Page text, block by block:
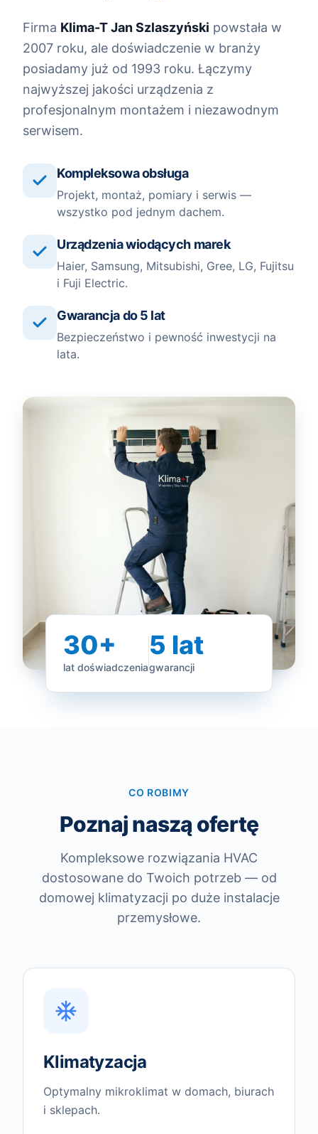
30+
lat doświadczenia
5 lat
gwarancji
Firma Klima-T Jan Szlaszyński powstała w
2007 roku, ale doświadczenie w branży
posiadamy już od 1993 roku. Łączymy
najwyższej jakości urządzenia z
profesjonalnym montażem i niezawodnym
serwisem.
Kompleksowa obsługa
Projekt, montaż, pomiary i serwis —
wszystko pod jednym dachem.
Urządzenia wiodących marek
Haier, Samsung, Mitsubishi, Gree, LG, Fujitsu
i Fuji Electric.
Gwarancja do 5 lat
Bezpieczeństwo i pewność inwestycji na
lata.
CO ROBIMY
Poznaj naszą ofertę
Kompleksowe rozwiązania HVAC
dostosowane do Twoich potrzeb — od
domowej klimatyzacji po duże instalacje
przemysłowe.
Klimatyzacja
Optymalny mikroklimat w domach, biurach
i sklepach.